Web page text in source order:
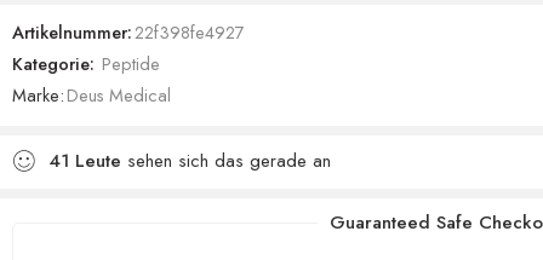
Artikelnummer:22f398fe4927
Kategorie: Peptide
Marke:Deus Medical
41 Leute sehen sich das gerade an
Guaranteed Safe